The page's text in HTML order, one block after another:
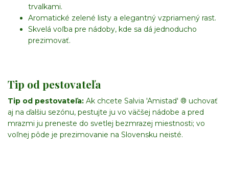
trvalkami.
Aromatické zelené listy a elegantný vzpriamený rast.
Skvelá voľba pre nádoby, kde sa dá jednoducho
prezimovať.
Tip od pestovateľa
Tip od pestovateľa: Ak chcete Salvia 'Amistad' ® uchovať
aj na ďalšiu sezónu, pestujte ju vo väčšej nádobe a pred
mrazmi ju preneste do svetlej bezmrazej miestnosti; vo
voľnej pôde je prezimovanie na Slovensku neisté.